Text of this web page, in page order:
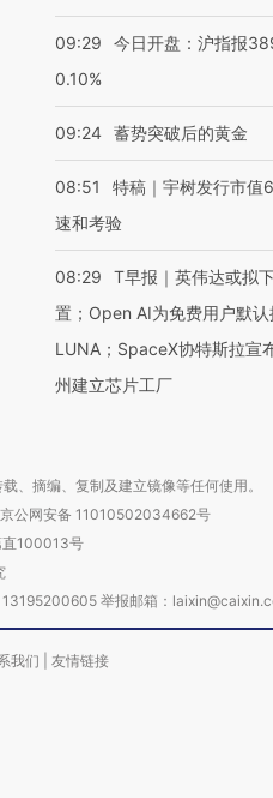
09:29
今日开盘：沪指报
0.10%
09:24 蓄势突破后的黄金
08:51
特稿｜宇树发行市值
速和考验
08:29
T早报｜英伟达或拟
置；Open AI为免费用户默
LUNA；SpaceX协特斯拉宣
州建立芯片工厂
、摘编、复制及建立镜像等任何使用。
京公网安备 11010502034662号
直100013号
举报邮箱：
我们 友情链接